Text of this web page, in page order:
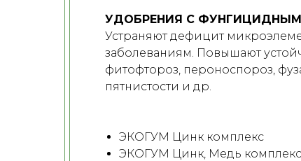
УДОБРЕНИЯ С
Устраняют дефицит
заболеваниям. Повышают
фитофтороз, пероноспороз,
пятнистости и др.
ЭКОГУМ Цинк комплекс
ЭКОГУМ Цинк, Медь комплекс